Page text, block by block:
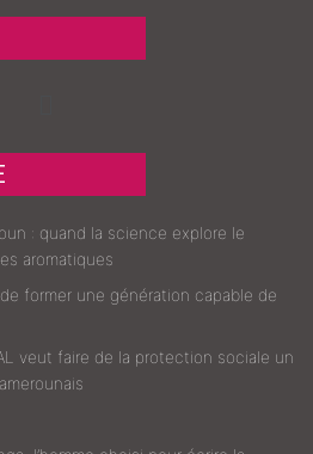
: quand la science explore le
aromatiques
former une génération capable de
veut faire de la protection sociale un